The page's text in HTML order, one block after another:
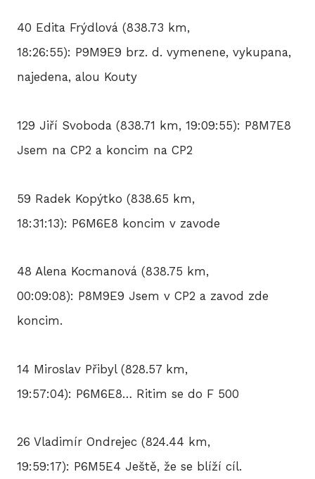
40 Edita Frýdlová (838.73 km,
18:26:55): P9M9E9 brz. d. vymenene, vykupana,
najedena, alou Kouty
129 Jiří Svoboda (838.71 km, 19:09:55): P8M7E8
Jsem na CP2 a koncim na CP2
59 Radek Kopýtko (838.65 km,
18:31:13): P6M6E8 koncim v zavode
48 Alena Kocmanová (838.75 km,
00:09:08): P8M9E9 Jsem v CP2 a zavod zde
koncim.
14 Miroslav Přibyl (828.57 km,
19:57:04): P6M6E8… Ritim se do F 500
26 Vladimír Ondrejec (824.44 km,
19:59:17): P6M5E4 Ještě, že se blíží cíl.